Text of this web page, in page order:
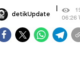
detikUpdate |
06:26